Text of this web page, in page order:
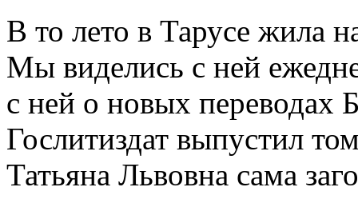
В то лето в Тарусе жила
Мы виделись с ней
с ней о новых переводах
Гослитиздат выпустил
Татьяна Львовна сама